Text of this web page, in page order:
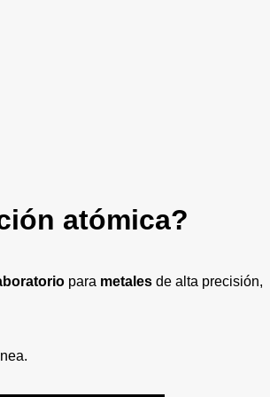
atómica?
para metales de alta precisión,